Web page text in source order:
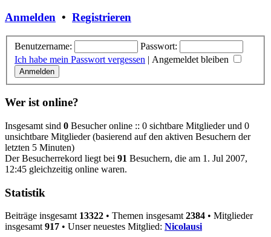
Anmelden • Registrieren
Benutzername:
Passwort:
Ich habe mein Passwort vergessen | Angemeldet bleiben
Wer ist online?
Insgesamt sind 0 Besucher online :: 0 sichtbare Mitglieder und 0
unsichtbare Mitglieder (basierend auf den aktiven Besuchern der
letzten 5 Minuten)
Der Besucherrekord liegt bei 91 Besuchern, die am 1. Jul 2007,
12:45 gleichzeitig online waren.
Statistik
Beiträge insgesamt 13322 • Themen insgesamt 2384 • Mitglieder
insgesamt 917 • Unser neuestes Mitglied: Nicolausi